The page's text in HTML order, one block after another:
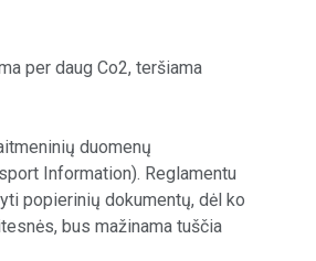
per daug Co2, teršiama
duomenų
Information). Reglamentu
popierinių dokumentų, dėl ko
bus mažinama tuščia